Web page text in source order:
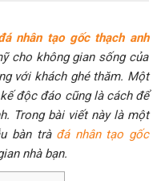
nhân tạo gốc thạch anh
cho không gian sống của
với khách ghé thăm. Một
độc đáo cũng là cách để
Trong bài viết này là một
bàn trà đá nhân tạo gốc
nhà bạn.